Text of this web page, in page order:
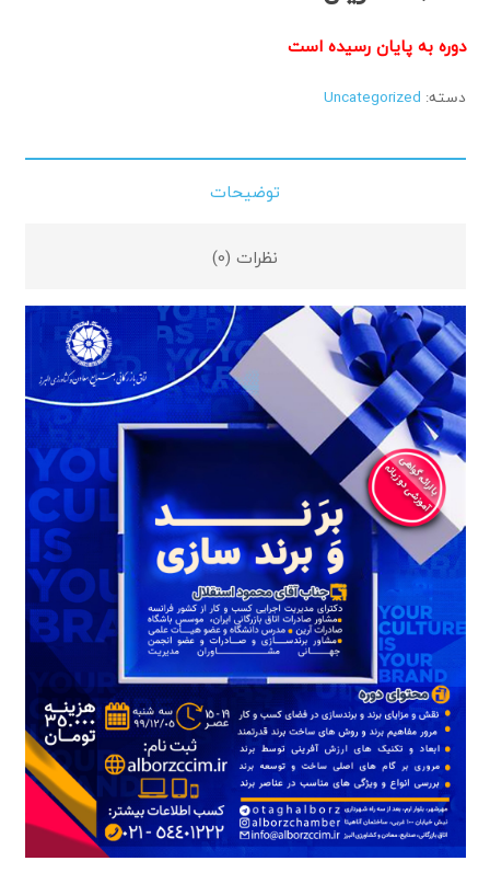
دوره به پایان رسیده است
دسته: Uncategorized
توضیحات
نظرات (0)